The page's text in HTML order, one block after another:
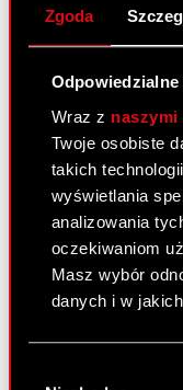
Zgoda
Wraz z naszymi
Twoje osobiste
takich
wyświetlania
analizowania
oczekiwaniom
Masz wybór
danych i w
PDF
Raport
19 lipca 2018
Temat:
przez osobę
Podstawa
raportu: Zarząd
siedzibą w
przekazuje do